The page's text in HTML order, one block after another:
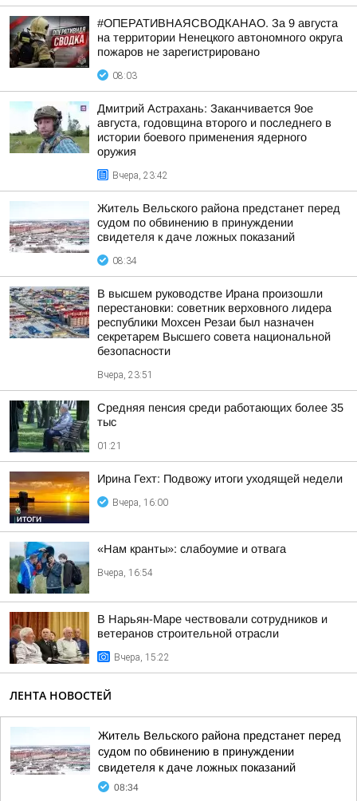
#ОПЕРАТИВНАЯСВОДКАНАО. За 9 августа
на территории Ненецкого автономного округа
пожаров не зарегистрировано
08:03
Дмитрий Астрахань: Заканчивается 9ое
августа, годовщина второго и последнего в
истории боевого применения ядерного
оружия
Вчера, 23:42
Житель Вельского района предстанет перед
судом по обвинению в принуждении
свидетеля к даче ложных показаний
08:34
В высшем руководстве Ирана произошли
перестановки: советник верховного лидера
республики Мохсен Резаи был назначен
секретарем Высшего совета национальной
безопасности
Вчера, 23:51
Средняя пенсия среди работающих более 35
тыс
01:21
Ирина Гехт: Подвожу итоги уходящей недели
Вчера, 16:00
«Нам кранты»: слабоумие и отвага
Вчера, 16:54
В Нарьян-Маре чествовали сотрудников и
ветеранов строительной отрасли
Вчера, 15:22
ЛЕНТА НОВОСТЕЙ
Житель Вельского района предстанет перед
судом по обвинению в принуждении
свидетеля к даче ложных показаний
08:34